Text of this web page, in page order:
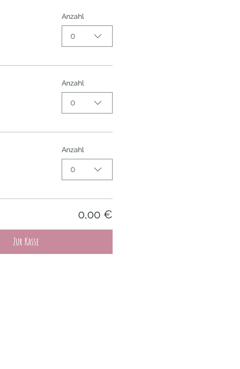
Anzahl
0
Anzahl
0
Anzahl
0
0,00 €
Zur Kasse